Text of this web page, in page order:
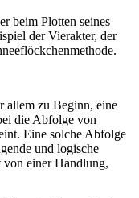
beim Plotten seines
der Vierakter, der
allem zu Beginn, eine
die Abfolge von
Eine solche Abfolge
und logische
einer Handlung,